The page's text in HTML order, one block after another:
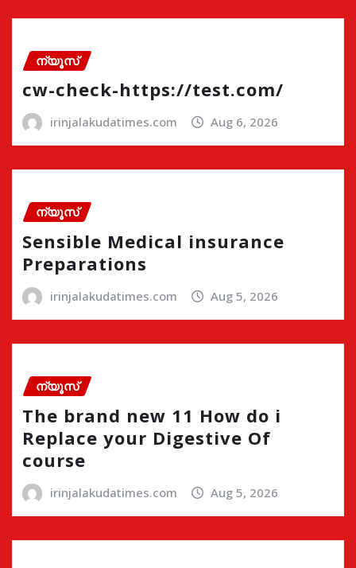
ന്യൂസ്
cw-check-https://test.com/
irinjalakudatimes.com Aug 6, 2026
ന്യൂസ്
Sensible Medical insurance
Preparations
irinjalakudatimes.com Aug 5, 2026
ന്യൂസ്
The brand new 11 How do i
Replace your Digestive Of
course
irinjalakudatimes.com Aug 5, 2026